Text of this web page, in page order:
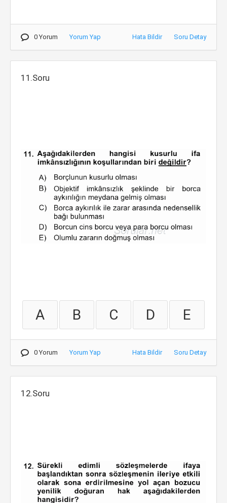
0 Yorum Yorum Yap Hata Bildir Soru Detay
11.Soru
A B C D E
0 Yorum Yorum Yap Hata Bildir Soru Detay
12.Soru